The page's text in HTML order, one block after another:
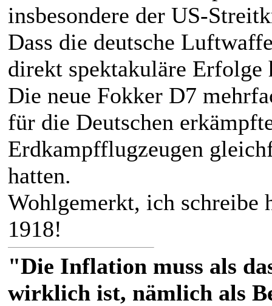
insbesondere der US-
Dass die deutsche
direkt spektakuläre Erfolge
Die neue Fokker D7
für die Deutschen
Erdkampfflugzeugen
hatten.
Wohlgemerkt, ich schreibe
1918!
"Die Inflation muss als
wirklich ist, nämlich als